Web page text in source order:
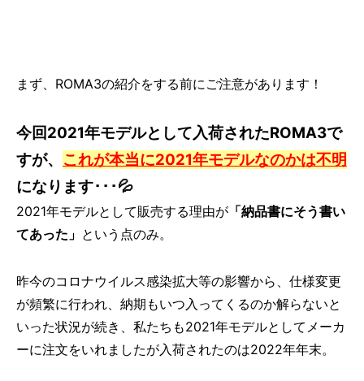
まず、ROMA3の紹介をする前にご注意があります！
今回2021年モデルとして入荷されたROMA3で
すが、 これが本当に2021年モデルなのかは不明
になります･･･💦
2021年モデルとして販売する理由が 「納品書にそう書い
てあった」 という点のみ。
昨今のコロナウイルス感染拡大等の影響から、仕様変更
が頻繁に行われ、納期もいつ入ってくるのか解らないと
いった状況が続き、私たちも2021年モデルとしてメーカ
ーに注文をいれましたが入荷されたのは2022年年末。